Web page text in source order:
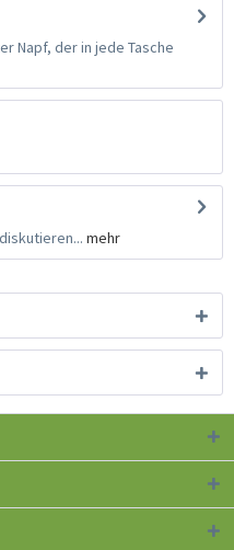
Napf, der in jede Tasche
mehr